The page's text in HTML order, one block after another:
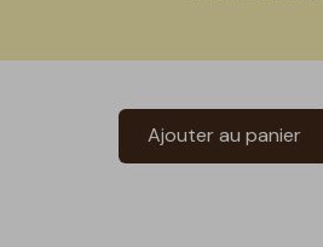
Ajouter au panier